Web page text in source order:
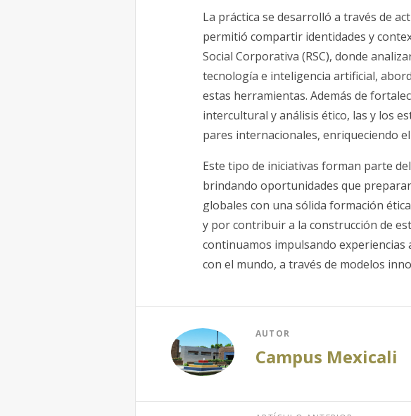
La práctica se desarrolló a través de
permitió compartir identidades y
Social Corporativa (RSC), donde
tecnología e inteligencia artificial,
estas herramientas. Además de
intercultural y análisis ético, las y los
pares internacionales, enriqueciendo
Este tipo de iniciativas forman parte
brindando oportunidades que
globales con una sólida formación
y por contribuir a la construcción de
continuamos impulsando experiencias
con el mundo, a través de modelos
AUTOR
Campus Mexicali